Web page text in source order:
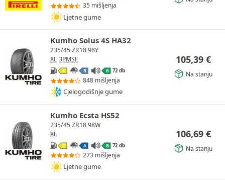
35 mišljenja
Ljetne gume
Kumho Solus 4S HA32
235/45 ZR18 98Y
XL 3PMSF
C B B 72 db
848 mišljenja
Cjelogodišnje gume
105,39 €
Na stanju
Kumho Ecsta HS52
235/45 ZR18 98W
XL
C A B 72 db
273 mišljenja
Ljetne gume
106,69 €
Na stanju